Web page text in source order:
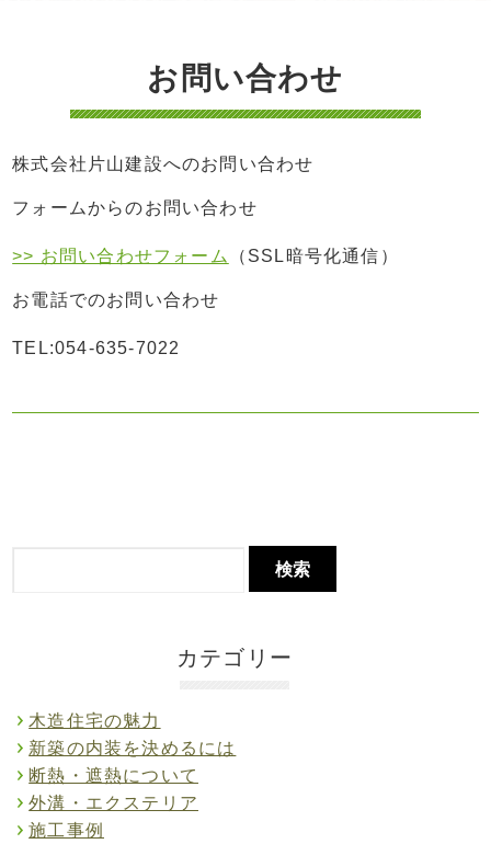
お問い合わせ
株式会社片山建設へのお問い合わせ
フォームからのお問い合わせ
>> お問い合わせフォーム （SSL暗号化通信）
お電話でのお問い合わせ
TEL:054-635-7022
カテゴリー
木造住宅の魅力
新築の内装を決めるには
断熱・遮熱について
外溝・エクステリア
施工事例